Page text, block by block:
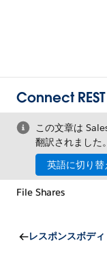
Connect
この文章は
翻訳されました
英語に切り替
File Shares
レスポンスボディ